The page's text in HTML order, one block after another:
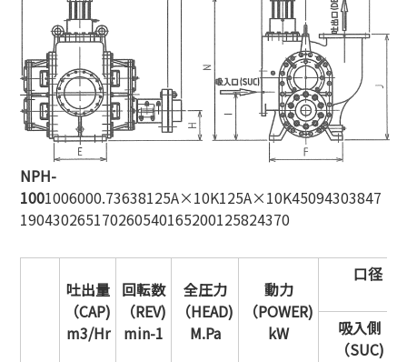
NPH-
1001006000.73638125A×10K125A×10K45094303847
190430265170260540165200125824370
吐出量
（CAP)
m3/Hr
回転数
（REV)
min-1
全圧力
（HEAD)
M.Pa
動力
（POWER)
kW
口径（
吸入側
（SUC)